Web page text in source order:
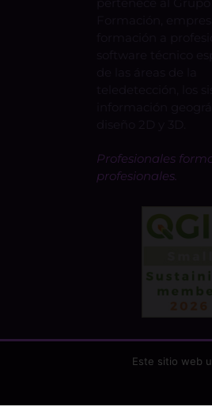
Profesionales
profesionales.
Copyright 2026 - TYC
Este sitio web